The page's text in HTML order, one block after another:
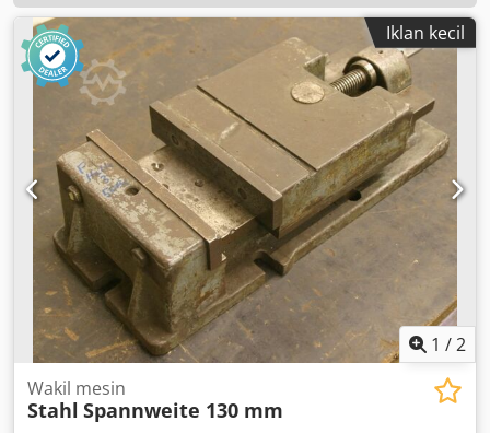
Iklan kecil
1 /2
Wakil mesin
Stahl Spannweite 130 mm